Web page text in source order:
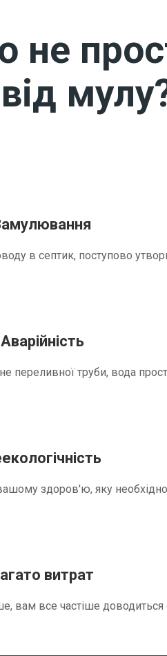
не
в септик, поступово
Аварійність
труби, вода
здоров'ю, яку
витрат
все частіше доводиться